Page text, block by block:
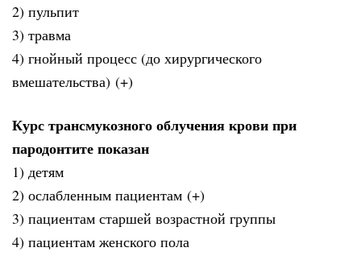
2) пульпит
3) травма
4) гнойный процесс (до хирургического
вмешательства) (+)
Курс трансмукозного облучения крови при
пародонтите показан
1) детям
2) ослабленным пациентам (+)
3) пациентам старшей возрастной группы
4) пациентам женского пола